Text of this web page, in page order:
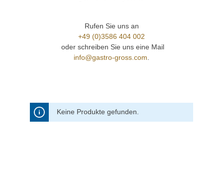
Rufen Sie uns an
+49 (0)3586 404 002
oder schreiben Sie uns eine Mail
info@gastro-gross.com
Keine Produkte gefunden.